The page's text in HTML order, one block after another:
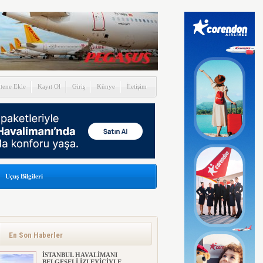
Ekle Kayıt Ol Giriş Künye İletişim
Uçuş Bilgileri
En Son Haberler
İSTANBUL HAVALİMANI